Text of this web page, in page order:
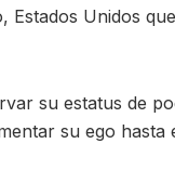
Unidos
su estatus de
su ego hasta